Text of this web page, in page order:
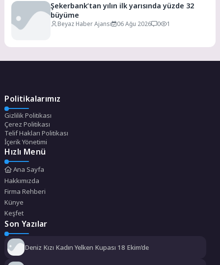
Şekerbank’tan yılın ilk yarısında yüzde 32
büyüme
Beyaz Haber Ajansı 06 Ağu 2026 0 1
Politikalarımız
Gizlilik Politikası
Çerez Politikası
Telif Hakları Politikası
İçerik Yönetimi
Hızlı Menü
Ana Sayfa
Hakkımızda
Firma Rehberi
Künye
Keşfet
Son Yazılar
Deniz Kızı Kadın Yelken Kupası 18 Ekim’de